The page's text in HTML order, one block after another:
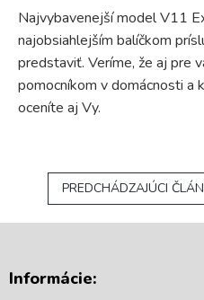
Najvybavenejší model V11
najobsiahlejším balíčkom
predstaviť. Veríme, že aj pre
pomocníkom v domácnosti a
oceníte aj Vy.
PREDCHÁDZAJÚCI
Informácie: